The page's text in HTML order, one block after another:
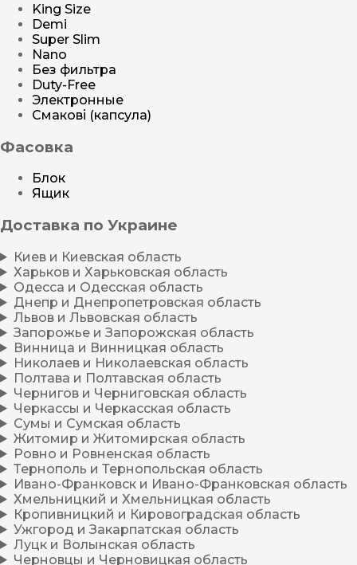
King Size
Demi
Super Slim
Nano
Без фильтра
Duty-Free
Электронные
Смакові (капсула)
Фасовка
Блок
Ящик
Доставка по Украине
Киев и Киевская область
Харьков и Харьковская область
Одесса и Одесская область
Днепр и Днепропетровская область
Львов и Львовская область
Запорожье и Запорожская область
Винница и Винницкая область
Николаев и Николаевская область
Полтава и Полтавская область
Чернигов и Черниговская область
Черкассы и Черкасская область
Сумы и Сумская область
Житомир и Житомирская область
Ровно и Ровненская область
Тернополь и Тернопольская область
Ивано-Франковск и Ивано-Франковская область
Хмельницкий и Хмельницкая область
Кропивницкий и Кировоградская область
Ужгород и Закарпатская область
Луцк и Волынская область
Черновцы и Черновицкая область